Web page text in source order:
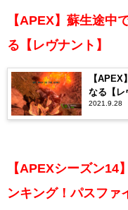
【APEX】蘇生途中
る【レヴナント】
【APEX
なる【レ
2021.9.28
【APEXシーズン14
ンキング！パスファ